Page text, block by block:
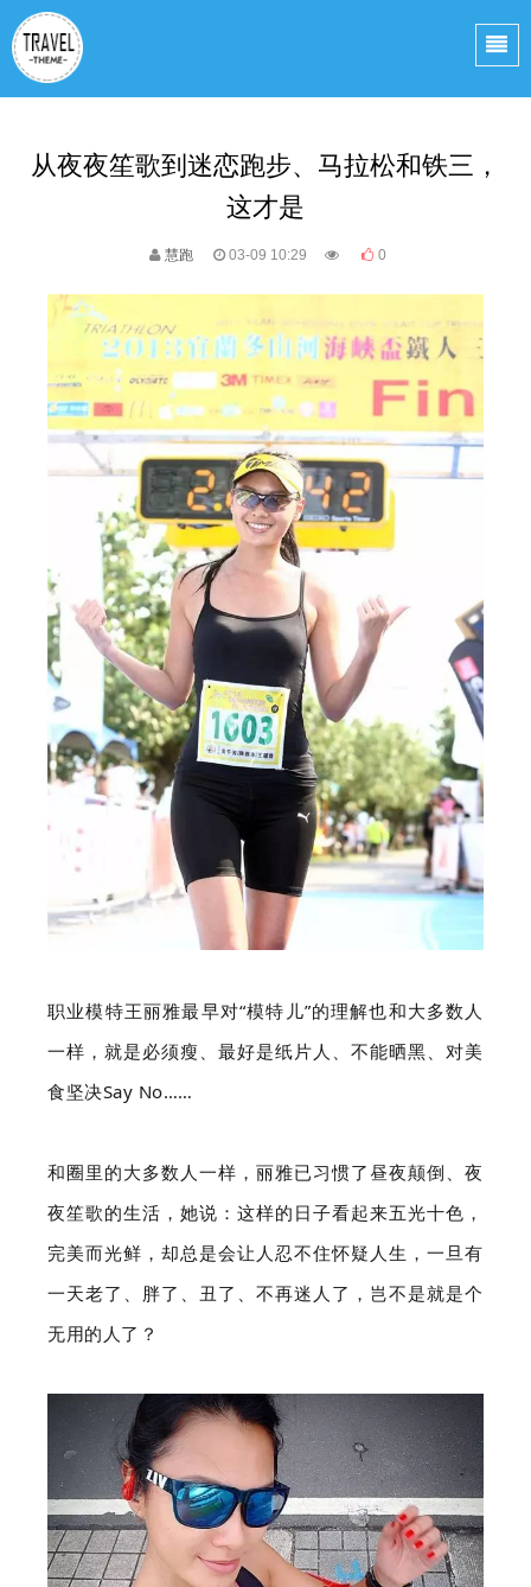
从夜夜笙歌到迷恋跑步、马拉松和铁三，
这才是
慧跑 03-09 10:29 0
职业模特王丽雅最早对“模特儿”的理解也和大多数人
一样，就是必须瘦、最好是纸片人、不能晒黑、对美
食坚决Say No……
和圈里的大多数人一样，丽雅已习惯了昼夜颠倒、夜
夜笙歌的生活，她说：这样的日子看起来五光十色，
完美而光鲜，却总是会让人忍不住怀疑人生，一旦有
一天老了、胖了、丑了、不再迷人了，岂不是就是个
无用的人了？